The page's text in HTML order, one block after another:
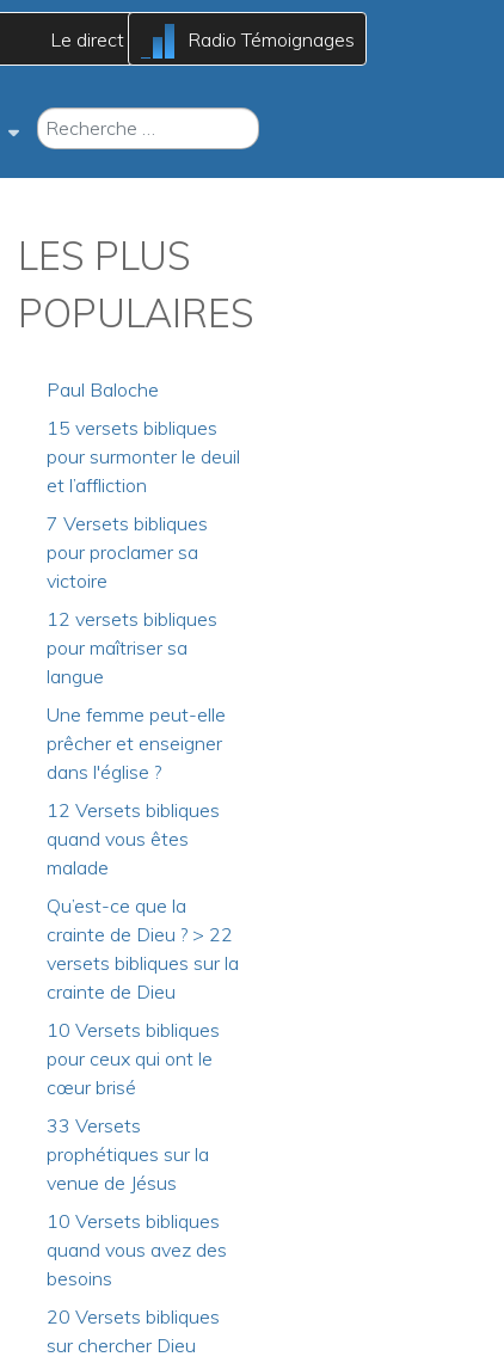
Le direct
A
B
c
Radio Témoignages
RECHERCHER
LES PLUS
POPULAIRES
Paul Baloche
15 versets bibliques
pour surmonter le deuil
et l’affliction
7 Versets bibliques
pour proclamer sa
victoire
12 versets bibliques
pour maîtriser sa
langue
Une femme peut-elle
prêcher et enseigner
dans l'église ?
12 Versets bibliques
quand vous êtes
malade
Qu’est-ce que la
crainte de Dieu ? > 22
versets bibliques sur la
crainte de Dieu
10 Versets bibliques
pour ceux qui ont le
cœur brisé
33 Versets
prophétiques sur la
venue de Jésus
10 Versets bibliques
quand vous avez des
besoins
20 Versets bibliques
sur chercher Dieu